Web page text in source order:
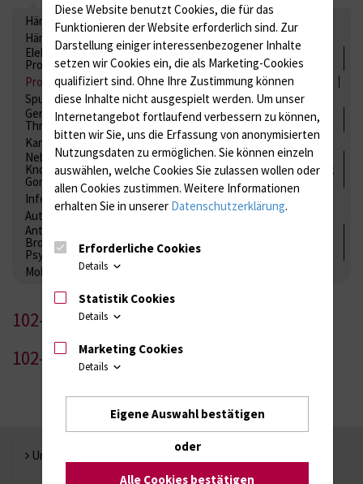
Hämatologie / Anämie
Retikulozyten
Hämoglobinelektrophorese
Liquordiagnostik
Elektrolyte, Enzyme, Substrate, Metabolite, Blutalkohol,
Proteine
Proteine
Lipide / Lipoproteine Niere / Harnwege
Spurenelemente
Säuren-Basen-Status
Gerinnung / Gerinnungsaktivierung / Gerinnungsfaktoren /
Thrombozytenfunktion / Antikoagulation
Kardiale Marker
Tumormarker
Interleukine
Nebenniere / Niere; Nebenschilddrüse ( Ca-Stoffwechsel /
Knochen; Hypophyse / Wachstum; Gestroinaltrakt / Vitamine;
Gonaden / Zyklus / Sterilität
Infektionsserologie
Allergiediagnostik
Immunologie
Autoimmundiagnostik
Antibiotika, Zystostatika, Immunsuppressiva, Amaleptika,
Bronchospasmolytika, Antiepileptika, Kardiaka,
Psychpharmaka
Molekulare Diagnostik
102-1
102-2
Universität Rostock
Diese Website benutzt Cookies, die für das
Funktionieren der Website erforderlich sind. Zur
Darstellung einiger interessenbezogener Inhalte
setzen wir Cookies ein, die als Marketing-Cookies
qualifiziert sind. Ohne Ihre Zustimmung können
diese Inhalte nicht ausgespielt werden. Um unser
Internetangebot fortlaufend verbessern zu können,
bitten wir Sie, uns die Erfassung von anonymisierten
Nutzungsdaten zu ermöglichen. Sie können einzeln
auswählen, welche Cookies Sie zulassen wollen oder
allen Cookies zustimmen. Weitere Informationen
erhalten Sie in unserer Datenschutzerklärung.
Erforderliche Cookies
Details
Statistik Cookies
Details
Marketing Cookies
Details
Eigene Auswahl bestätigen
oder
Alle Cookies bestätigen